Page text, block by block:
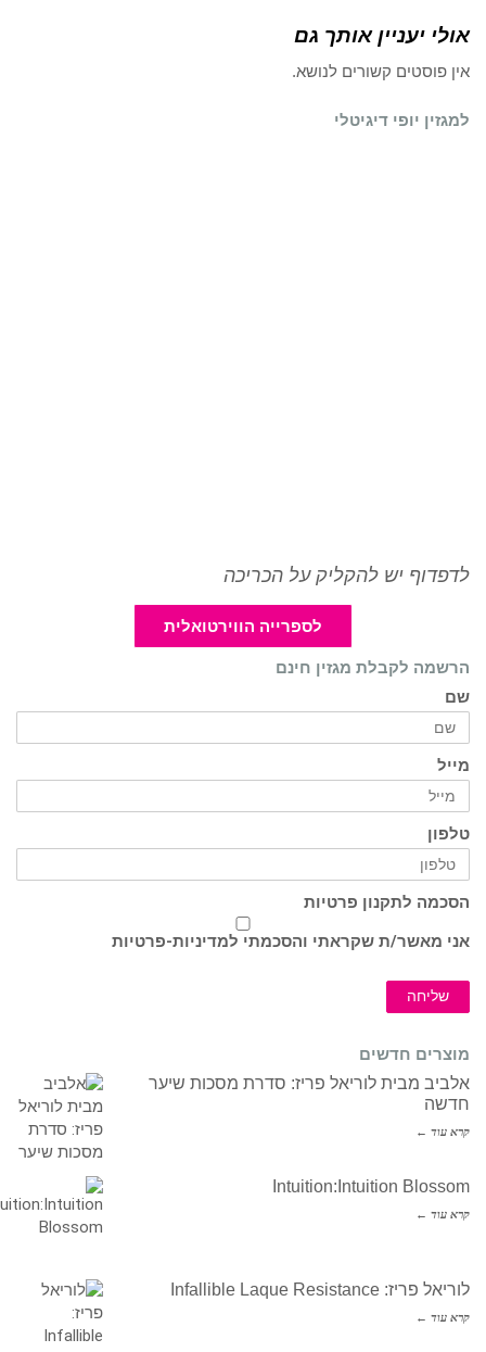
אולי יעניין אותך גם
אין פוסטים קשורים לנושא.
למגזין יופי דיגיטלי
לדפדוף יש להקליק על הכריכה
לספרייה הווירטואלית
הרשמה לקבלת מגזין חינם
שם
מייל
טלפון
הסכמה לתקנון פרטיות
אני מאשר/ת שקראתי והסכמתי למדיניות-פרטיות
שליחה
מוצרים חדשים
אלביב מבית לוריאל פריז: סדרת מסכות שיער
חדשה
קרא עוד ←
Intuition:Intuition Blossom
קרא עוד ←
לוריאל פריז: Infallible Laque Resistance
קרא עוד ←